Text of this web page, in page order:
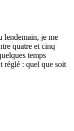
lendemain, je me
quatre et cinq
temps
réglé : quel que soit